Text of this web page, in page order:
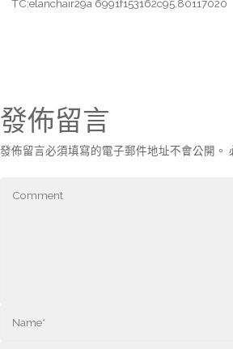
TC:elanchair29a 6991f153162c95.80117020
發佈留言
發佈留言必須填寫的電子郵件地址不會公開。